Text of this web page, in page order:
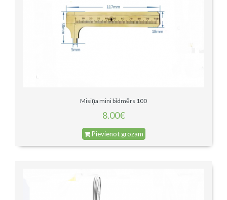
Misiņa mini bīdmērs 100
8.00€
Pievienot grozam